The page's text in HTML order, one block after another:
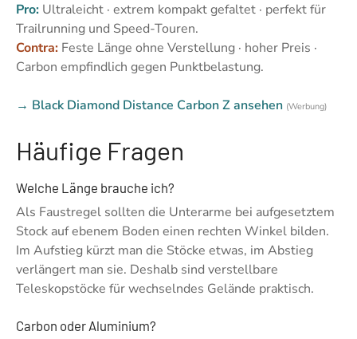
Pro: Ultraleicht · extrem kompakt gefaltet · perfekt für
Trailrunning und Speed-Touren.
Contra: Feste Länge ohne Verstellung · hoher Preis ·
Carbon empfindlich gegen Punktbelastung.
→ Black Diamond Distance Carbon Z ansehen (Werbung)
Häufige Fragen
Welche Länge brauche ich?
Als Faustregel sollten die Unterarme bei aufgesetztem
Stock auf ebenem Boden einen rechten Winkel bilden.
Im Aufstieg kürzt man die Stöcke etwas, im Abstieg
verlängert man sie. Deshalb sind verstellbare
Teleskopstöcke für wechselndes Gelände praktisch.
Carbon oder Aluminium?